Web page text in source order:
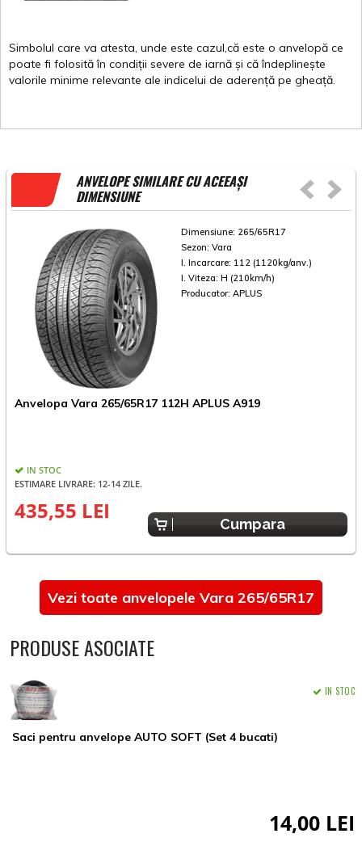
Simbolul care va atesta, unde este cazul,că este o anvelopă ce
poate fi folosită în condiții severe de iarnă și că îndeplinește
valorile minime relevante ale indicelui de aderență pe gheață.
ANVELOPE SIMILARE CU ACEEAȘI
DIMENSIUNE
Dimensiune: 265/65R17
Sezon: Vara
I. Incarcare: 112 (1120kg/anv.)
I. Viteza: H (210km/h)
Producator: APLUS
Anvelopa Vara 265/65R17 112H APLUS A919
IN STOC
ESTIMARE LIVRARE: 12-14 ZILE.
435,55 LEI
Cumpara
Vezi toate anvelopele Vara 265/65R17
PRODUSE ASOCIATE
Saci pentru anvelope AUTO SOFT (Set 4 bucati)
IN STOC
14,00 LEI